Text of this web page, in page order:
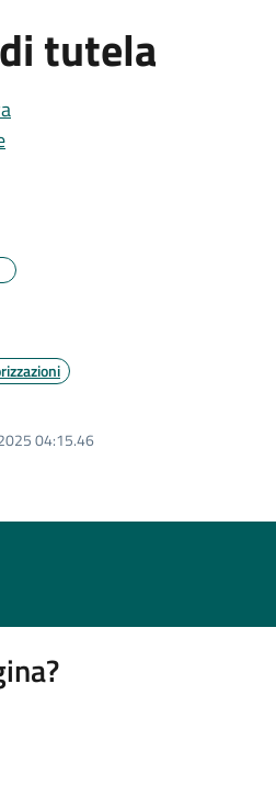
tutela
04:15.46